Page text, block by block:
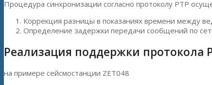
Процедура синхронизации согласно протоколу PTP
Коррекция разницы в показаниях времени между
Определение задержки передачи сообщений по
Реализация поддержки протокола
на примере сейсмостанции ZET048